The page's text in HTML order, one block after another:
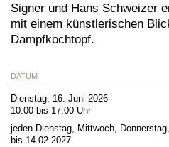
Signer und Hans Schweizer
mit einem künstlerischen
Dampfkochtopf.
DATUM
Dienstag, 16. Juni 2026
10.00 bis 17.00 Uhr
jeden Dienstag, Mittwoch,
bis 14.02.2027